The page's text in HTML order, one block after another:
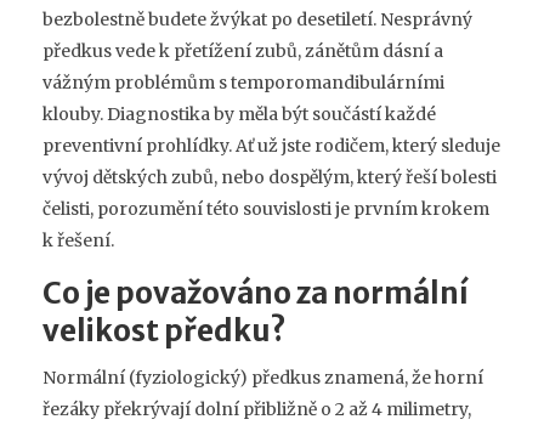
bezbolestně budete žvýkat po desetiletí. Nesprávný
předkus vede k přetížení zubů, zánětům dásní a
vážným problémům s temporomandibulárními
klouby. Diagnostika by měla být součástí každé
preventivní prohlídky. Ať už jste rodičem, který sleduje
vývoj dětských zubů, nebo dospělým, který řeší bolesti
čelisti, porozumění této souvislosti je prvním krokem
k řešení.
Co je považováno za normální
velikost předku?
Normální (fyziologický) předkus znamená, že horní
řezáky překrývají dolní přibližně o 2 až 4 milimetry,